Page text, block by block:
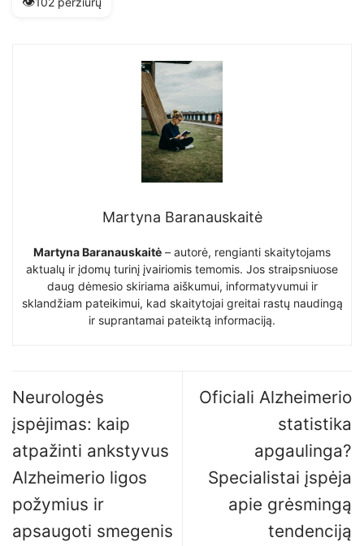
Martyna Baranauskaitė
Martyna Baranauskaitė – autorė, rengianti skaitytojams
aktualų ir įdomų turinį įvairiomis temomis. Jos straipsniuose
daug dėmesio skiriama aiškumui, informatyvumui ir
sklandžiam pateikimui, kad skaitytojai greitai rastų naudingą
ir suprantamai pateiktą informaciją.
Neurologės
įspėjimas: kaip
atpažinti ankstyvus
Alzheimerio ligos
požymius ir
apsaugoti smegenis
Oficiali Alzheimerio
statistika
apgaulinga?
Specialistai įspėja
apie grėsmingą
tendenciją